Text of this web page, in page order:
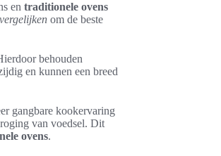
en traditionele ovens
om de beste
behouden
en kunnen een breed
gangbare kookervaring
van voedsel. Dit
ovens.